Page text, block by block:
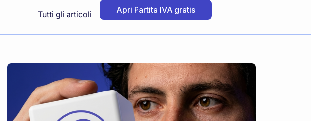
Tutti gli articoli Apri Partita IVA gratis